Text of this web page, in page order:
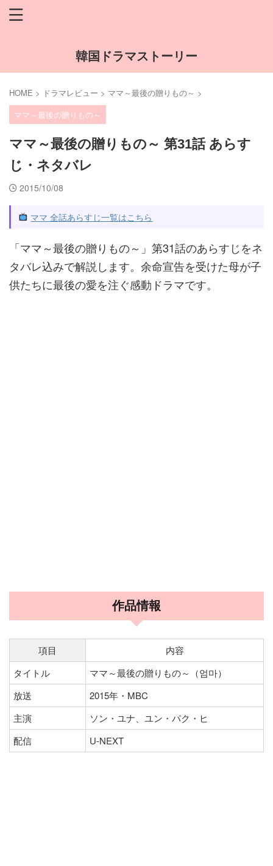
韓国ドラマストーリー
HOME > ドラマレビュー > ママ～最後の贈りもの～ >
ママ～最後の贈りもの～
ママ～最後の贈りもの～ 第31話 あらす
じ・ネタバレ
2015/10/08
ママ 全話あらすじ一覧はこちら
「ママ～最後の贈りもの～」第31話のあらすじをネ
タバレ込みで解説します。余命宣告を受けた母が子
供たちに最後の愛を注ぐ感動ドラマです。
作品情報
項目
内容
タイトル
ママ～最後の贈りもの～（엄마）
放送
2015年・MBC
主演
ソン・ユナ、ユン・パク・ヒ
配信
U-NEXT